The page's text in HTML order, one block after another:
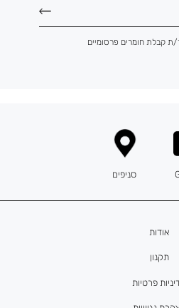
ת קבלת חומרים פרסומיים
אודות
תקנון
פרטיות
סניפים